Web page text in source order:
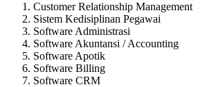
Customer Relationship Management
Sistem Kedisiplinan Pegawai
Software Administrasi
Software Akuntansi / Accounting
Software Apotik
Software Billing
Software CRM